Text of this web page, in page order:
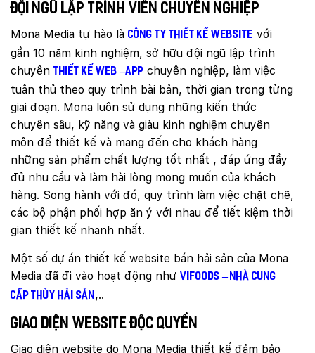
Đội ngũ lập trình viên chuyên nghiệp
Mona Media tự hào là công ty thiết kế website với
gần 10 năm kinh nghiệm, sở hữu đội ngũ lập trình
chuyên
thiết kế web –app chuyên nghiệp, làm việc
tuân thủ theo quy trình bài bản, thời gian trong từng
giai đoạn. Mona luôn sử dụng những kiến thức
chuyên sâu, kỹ năng và giàu kinh nghiệm chuyên
môn để thiết kế và mang đến cho khách hàng
những sản phẩm chất lượng tốt nhất , đáp ứng đầy
đủ nhu cầu và làm hài lòng mong muốn của khách
hàng. Song hành với đó, quy trình làm việc chặt chẽ,
các bộ phận phối hợp ăn ý với nhau để tiết kiệm thời
gian thiết kế nhanh nhất.
Một số dự án thiết kế website bán hải sản của Mona
Media đã đi vào hoạt động như Vifoods – nhà cung
cấp thủy hải sản ,..
Giao diện website độc quyền
Giao diện website do Mona Media thiết kế đảm bảo
Quý khách vui lòng đăng nhập vào hệ thống
Website:quanly.mona.media